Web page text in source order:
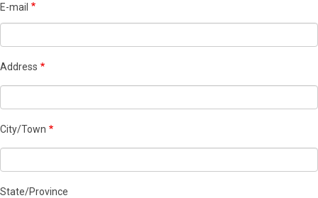
E-mail
Endereço
Address
City/Town
State/Province